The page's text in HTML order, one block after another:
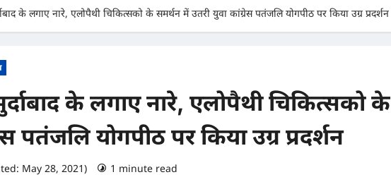
के लगाए नारे, एलोपैथी चिकित्सको के समर्थन में उतरी युवा कांग्रेस पतंजलि योगपीठ पर किया उग्र प्रदर्शन
के लगाए नारे, एलोपैथी चिकित्सको के
पतंजलि योगपीठ पर किया उग्र प्रदर्शन
May 28, 2021) 1 minute read